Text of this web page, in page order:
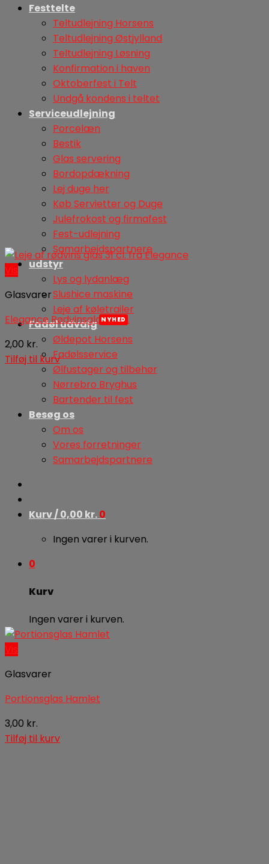
Festtelte
Teltudlejning Horsens
Teltudlejning Østjylland
Teltudlejning Løsning
Konfirmation i haven
Oktoberfest i Telt
Undgå kondens i teltet
Serviceudlejning
Porcelæn
Bestik
Glas servering
Bordopdækning
Lej duge her
Køb Servietter og Duge
Julefrokost og firmafest
Fest-udlejning
Samarbejdspartnere
udstyr
Lys og lydanlæg
Slushice maskine
Leje af køletrailer
Fadøl udvalg
Øldepot Horsens
Fadølsservice
Ølfustager og tilbehør
Nørrebro Bryghus
Bartender til fest
Besøg os
Om os
Vores forretninger
Samarbejdspartnere
Kurv /0,00 kr.0
Ingen varer i kurven.
0
Kurv
Ingen varer i kurven.
Glasvarer
Elegance Rødvinsglas 31 cl.
2,00 kr.
Tilføj til kurv
Glasvarer
Portionsglas Hamlet
3,00 kr.
Tilføj til kurv